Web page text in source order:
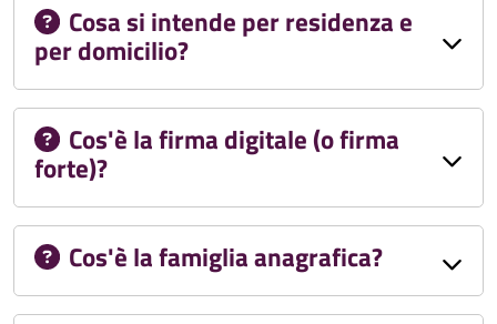
Cosa si intende per residenza e
per domicilio?
Cos'è la firma digitale (o firma
forte)?
Cos'è la famiglia anagrafica?